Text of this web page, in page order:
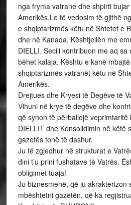
nga fryma vatrane dhe shpirti
Amerikës.Le të vedosim të gjithë
e shqiptarizmës këtu në Shtetet e
dhe në Kanada, Kështjellën me
DIELLI. Secili kontribuon me aq
bëhet kalaja. Kështu e kanë
shqiptarizmës vatranët këtu në
Amerikës.
Drejtues dhe Kryesi të Degëve të
Vihuni në krye të degëve dhe
që synon të përballojë
DIELLIT dhe Konsolidimin në këtë
gazetës tonë të dashur.
Ju të zgjedhur në strukturat e
dini t’u prini fushatave të Vatrës.
obligimet tuaja!
Ju biznesmenë, që ju akrakterizon
mbështetni gazetën, që ka